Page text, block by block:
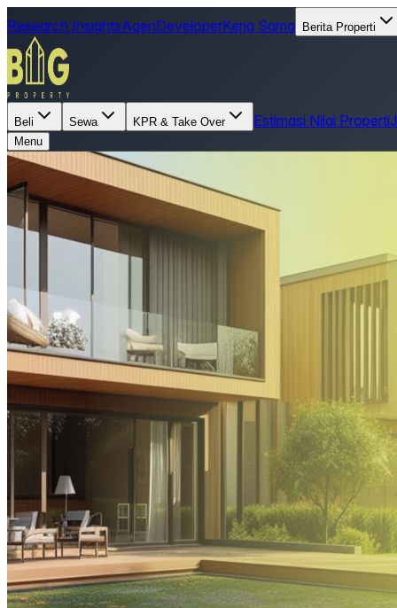
Research InsightsAgenDeveloperKerja Sama Berita Properti
Beli Sewa KPR & Take Over Estimasi Nilai Properti
Menu